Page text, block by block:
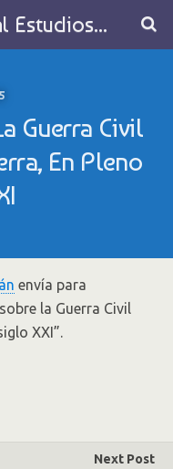
Asociación Cultural Estudios Históricos de Galicia
Guerra Civil
En Pleno
envía para
la Guerra Civil
XXI”.
Next Post